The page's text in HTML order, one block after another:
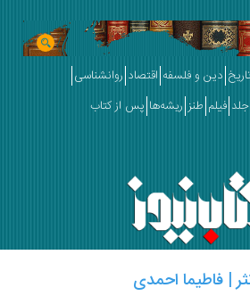
و فلسفه اقتصاد روانشناسی
طنز ریشه‌ها پس از کتاب
احمدی